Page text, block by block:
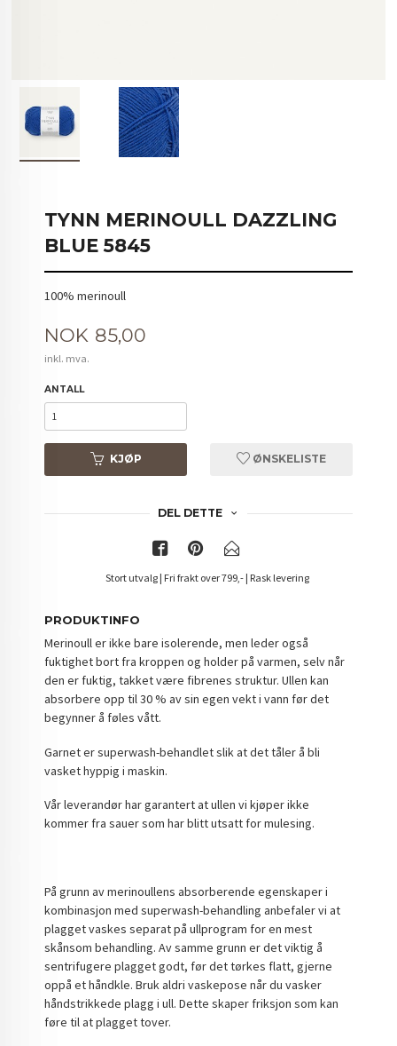
TYNN MERINOULL DAZZLING
BLUE 5845
100% merinoull
Pris
NOK 85,00
inkl. mva.
ANTALL
KJØP ØNSKELISTE
DEL DETTE
Stort utvalg | Fri frakt over 799,- | Rask levering
PRODUKTINFO
Merinoull er ikke bare isolerende, men leder også
fuktighet bort fra kroppen og holder på varmen, selv når
den er fuktig, takket være fibrenes struktur. Ullen kan
absorbere opp til 30 % av sin egen vekt i vann før det
begynner å føles vått.
Garnet er superwash-behandlet slik at det tåler å bli
vasket hyppig i maskin.
Vår leverandør har garantert at ullen vi kjøper ikke
kommer fra sauer som har blitt utsatt for mulesing.
På grunn av merinoullens absorberende egenskaper i
kombinasjon med superwash-behandling anbefaler vi at
plagget vaskes separat på ullprogram for en mest
skånsom behandling. Av samme grunn er det viktig å
sentrifugere plagget godt, før det tørkes flatt, gjerne
oppå et håndkle. Bruk aldri vaskepose når du vasker
håndstrikkede plagg i ull. Dette skaper friksjon som kan
føre til at plagget tover.